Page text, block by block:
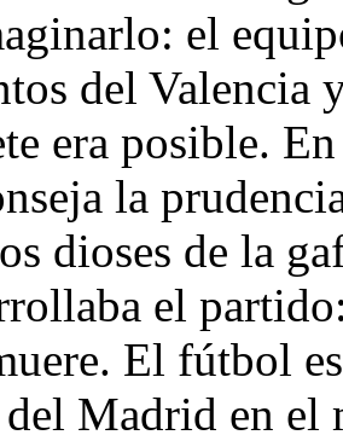
el
del Valencia
era posible.
la
dioses de la
el
El fútbol
del Madrid en el